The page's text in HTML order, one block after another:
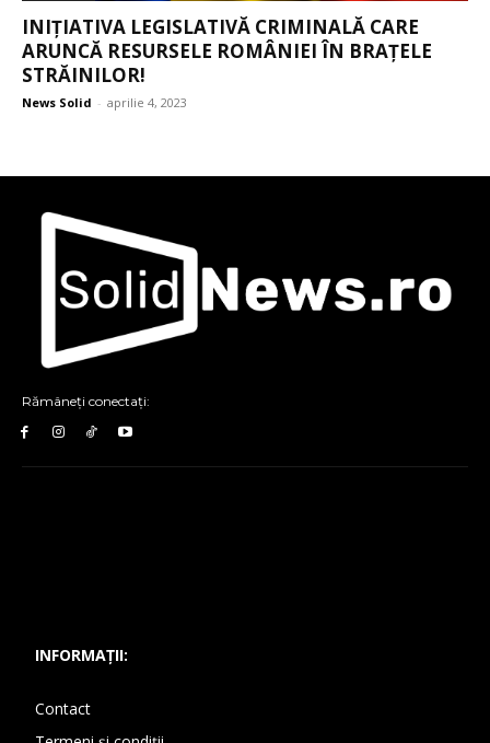
INIȚIATIVA LEGISLATIVĂ CRIMINALĂ CARE
ARUNCĂ RESURSELE ROMÂNIEI ÎN BRAȚELE
STRĂINILOR!
News Solid - aprilie 4, 2023
Rămâneți conectați:
INFORMAȚII:
Contact